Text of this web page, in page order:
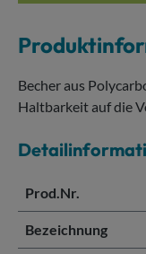
Becher aus
Haltbarkeit auf die
Prod.Nr.
Bezeichnung